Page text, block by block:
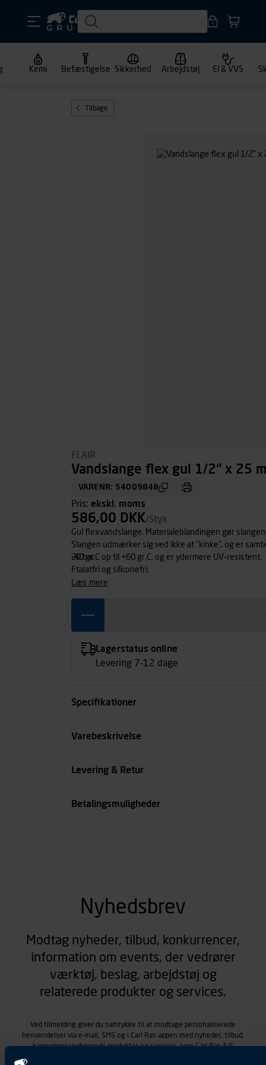
Kemi Befæstigelse Sikkerhed Arbejdstøj El & VVS
Tilbage
FLAIR
Vandslange flex gul 1/2" x 25
VARENR: 54009848
Pris: ekskl. moms
586,00 DKK/Styk
Gul flexvandslange. Materialeblandingen gør
Slangen udmærker sig ved ikke at "kinke", og er
-40 gr.C op til +60 gr.C, og er ydermere UV-resistent.
20 bar
Ftalatfri og siliconefri.
læs mere
Lagerstatus online
Levering 7-12 dage
Specifikationer
Indvendig diameter mm
Varebeskrivelse
Levering & Retur
Betalingsmuligheder
Nyhedsbrev
Modtag nyheder, tilbud, konkurrencer,
information om events, der vedrører
værktøj, beslag, arbejdstøj og
relaterede produkter og services.
Ved tilmelding giver du samtykke til at modtage personaliserede
henvendelser via e-mail, SMS og i Carl Ras-appen med nyheder, tilbud,
kampagner vedrørende produkter og services, som Carl Ras A/S